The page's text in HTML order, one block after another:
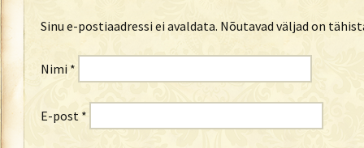
Sinu e-postiaadressi ei avaldata. Nõutavad väljad on
Nimi *
E-post *